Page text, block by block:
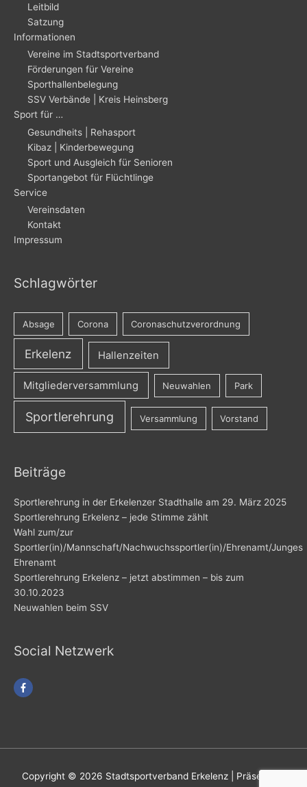
Leitbild
Satzung
Informationen
Vereine im Stadtsportverband
Förderungen für Vereine
Sporthallenbelegung
SSV Verbände | Kreis Heinsberg
Sport für …
Gesundheits | Rehasport
Kibaz | Kinderbewegung
Sport und Ausgleich für Senioren
Sportangebot für Flüchtlinge
Service
Vereinsdaten
Kontakt
Impressum
Schlagwörter
Absage Corona Coronaschutzverordnung
Erkelenz Hallenzeiten
Mitgliederversammlung Neuwahlen Park
Sportlerehrung Versammlung Vorstand
Beiträge
Sportlerehrung in der Erkelenzer Stadthalle am 29. März 2025
Sportlerehrung Erkelenz – jede Stimme zählt
Wahl zum/zur
Sportler(in)/Mannschaft/Nachwuchssportler(in)/Ehrenamt/Junges
Ehrenamt
Sportlerehrung Erkelenz – jetzt abstimmen – bis zum
30.10.2023
Neuwahlen beim SSV
Social Netzwerk
Copyright © 2026 Stadtsportverband Erkelenz | Präsentiert